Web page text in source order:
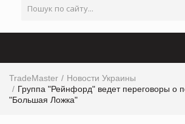
TradeMaster
Новости Украины
Группа "Рейнфорд" ведет переговоры о
"Большая Ложка"